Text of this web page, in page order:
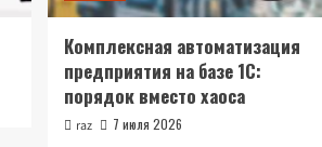
Комплексная автоматизация
предприятия на базе 1С:
порядок вместо хаоса
raz 7 июля 2026